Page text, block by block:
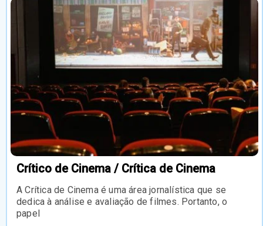
Crítico de Cinema / Crítica de Cinema
A Crítica de Cinema é uma área jornalística que se
dedica à análise e avaliação de filmes. Portanto, o
papel